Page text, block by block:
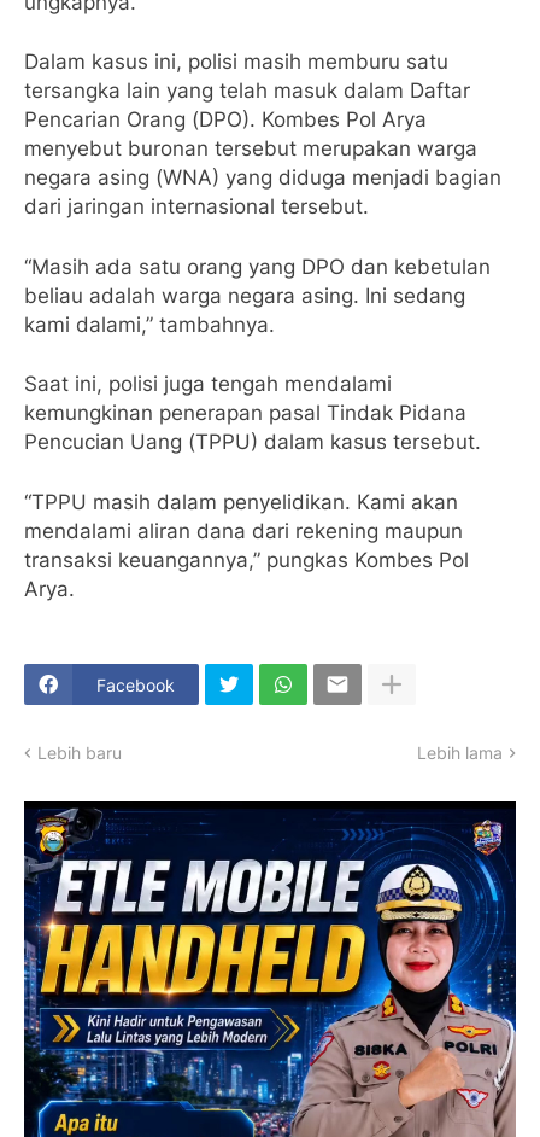
Dalam kasus ini, polisi masih memburu satu
tersangka lain yang telah masuk dalam Daftar
Pencarian Orang (DPO). Kombes Pol Arya
menyebut buronan tersebut merupakan warga
negara asing (WNA) yang diduga menjadi bagian
dari jaringan internasional tersebut.
“Masih ada satu orang yang DPO dan kebetulan
beliau adalah warga negara asing. Ini sedang
kami dalami,” tambahnya.
Saat ini, polisi juga tengah mendalami
kemungkinan penerapan pasal Tindak Pidana
Pencucian Uang (TPPU) dalam kasus tersebut.
“TPPU masih dalam penyelidikan. Kami akan
mendalami aliran dana dari rekening maupun
transaksi keuangannya,” pungkas Kombes Pol
Arya.
Facebook
Lebih baru Lebih lama